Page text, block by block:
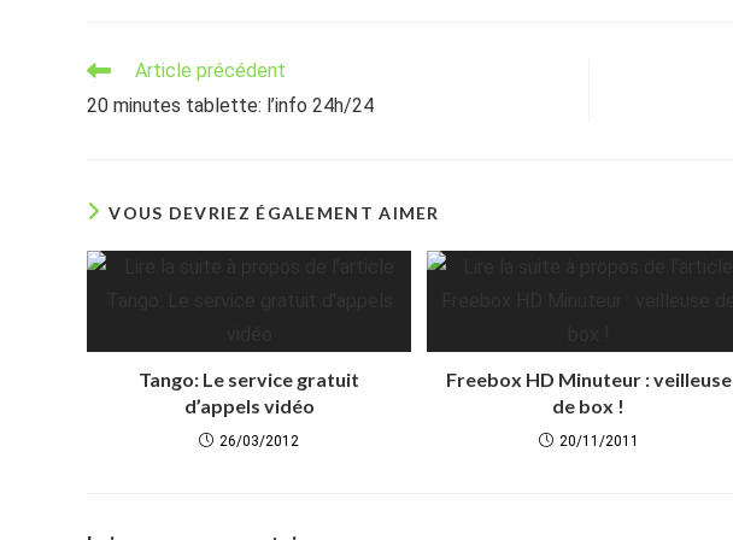
Read
articles
Article précédent
20 minutes tablette: l’info 24h/24
VOUS DEVRIEZ ÉGALEMENT AIMER
Tango: Le service gratuit
d’appels vidéo
26/03/2012
Freebox HD Minuteur : veilleuse
de box !
20/11/2011